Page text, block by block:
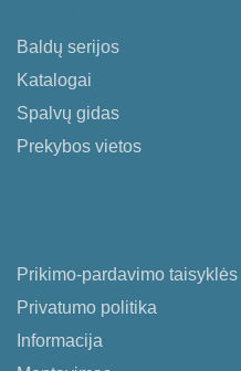
Baldų serijos
Katalogai
Spalvų gidas
Prekybos vietos
Prikimo-pardavimo taisyklės
Privatumo politika
Informacija